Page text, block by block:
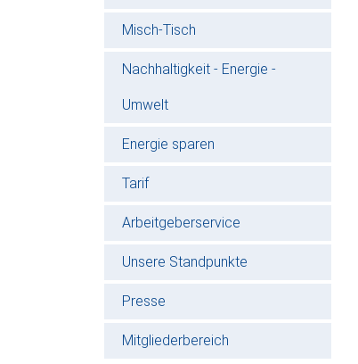
Misch-Tisch
Nachhaltigkeit - Energie -
Umwelt
Energie sparen
Tarif
Arbeitgeberservice
Unsere Standpunkte
Presse
Mitgliederbereich